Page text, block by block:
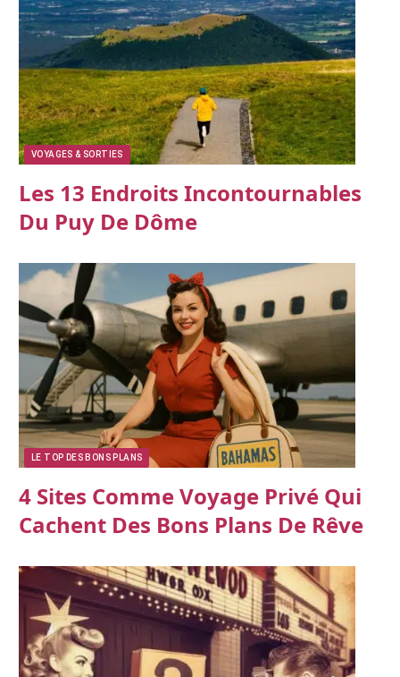
VOYAGES & SORTIES
Les 13 Endroits Incontournables
Du Puy De Dôme
LE TOP DES BONS PLANS
4 Sites Comme Voyage Privé Qui
Cachent Des Bons Plans De Rêve